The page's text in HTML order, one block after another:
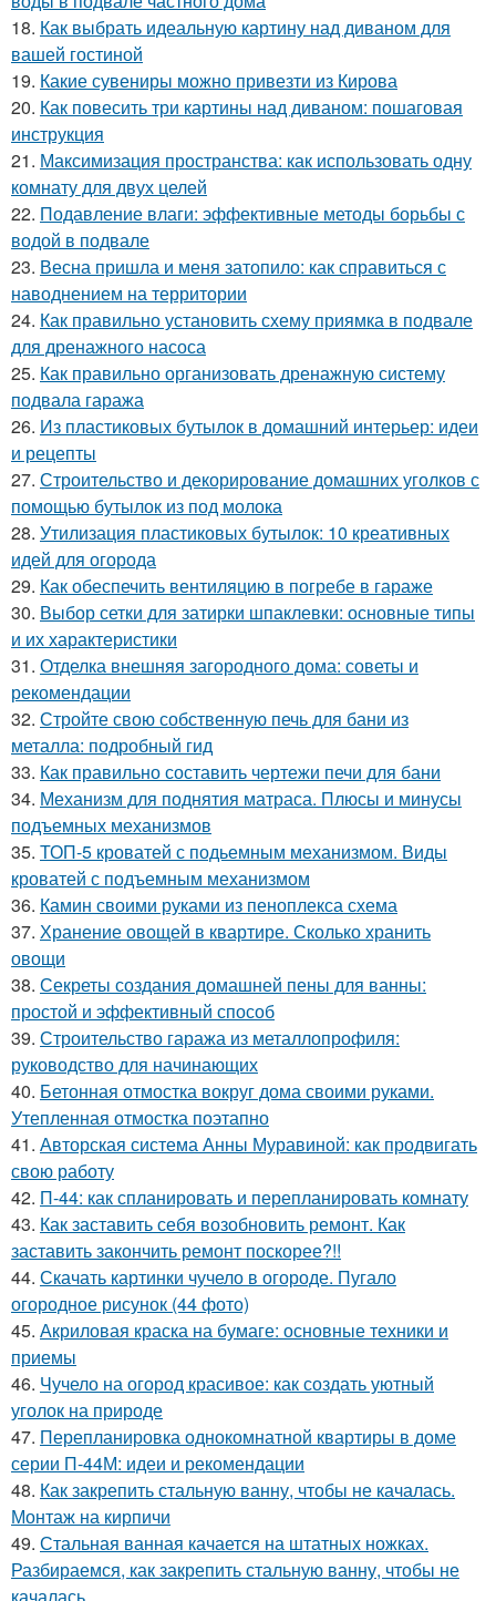
18. Как выбрать идеальную картину над диваном для
вашей гостиной
19. Какие сувениры можно привезти из Кирова
20. Как повесить три картины над диваном: пошаговая
инструкция
21. Максимизация пространства: как использовать одну
комнату для двух целей
22. Подавление влаги: эффективные методы борьбы с
водой в подвале
23. Весна пришла и меня затопило: как справиться с
наводнением на территории
24. Как правильно установить схему приямка в подвале
для дренажного насоса
25. Как правильно организовать дренажную систему
подвала гаража
26. Из пластиковых бутылок в домашний интерьер: идеи
и рецепты
27. Строительство и декорирование домашних уголков с
помощью бутылок из под молока
28. Утилизация пластиковых бутылок: 10 креативных
идей для огорода
29. Как обеспечить вентиляцию в погребе в гараже
30. Выбор сетки для затирки шпаклевки: основные типы
и их характеристики
31. Отделка внешняя загородного дома: советы и
рекомендации
32. Стройте свою собственную печь для бани из
металла: подробный гид
33. Как правильно составить чертежи печи для бани
34. Механизм для поднятия матраса. Плюсы и минусы
подъемных механизмов
35. ТОП-5 кроватей с подьемным механизмом. Виды
кроватей с подъемным механизмом
36. Камин своими руками из пеноплекса схема
37. Хранение овощей в квартире. Сколько хранить
овощи
38. Секреты создания домашней пены для ванны:
простой и эффективный способ
39. Строительство гаража из металлопрофиля:
руководство для начинающих
40. Бетонная отмостка вокруг дома своими руками.
Утепленная отмостка поэтапно
41. Авторская система Анны Муравиной: как продвигать
свою работу
42. П-44: как спланировать и перепланировать комнату
43. Как заставить себя возобновить ремонт. Как
заставить закончить ремонт поскорее?!!
44. Скачать картинки чучело в огороде. Пугало
огородное рисунок (44 фото)
45. Акриловая краска на бумаге: основные техники и
приемы
46. Чучело на огород красивое: как создать уютный
уголок на природе
47. Перепланировка однокомнатной квартиры в доме
серии П-44М: идеи и рекомендации
48. Как закрепить стальную ванну, чтобы не качалась.
Монтаж на кирпичи
49. Стальная ванная качается на штатных ножках.
Разбираемся, как закрепить стальную ванну, чтобы не
качалась